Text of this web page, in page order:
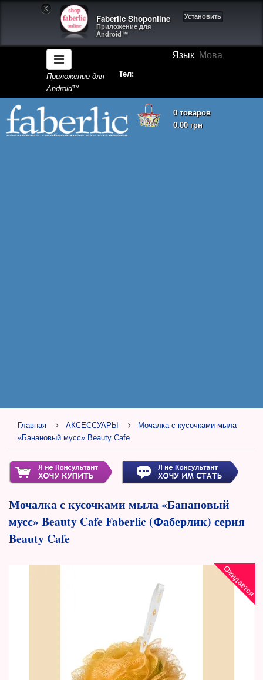
X
Faberlic Shoponline
Приложение для
Android™
Установить
Язык Мова
Приложение для
Android™
Тел:
0 товаров
0.00 грн
Корзина покупок пуста!
Главная АКСЕССУАРЫ
Мочалка с кусочками мыла
«Банановый мусс» Beauty Cafe
Мочалка с кусочками мыла «Банановый
мусс» Beauty Cafe Faberlic (Фаберлик) серия
Beauty Cafe
Ожидается